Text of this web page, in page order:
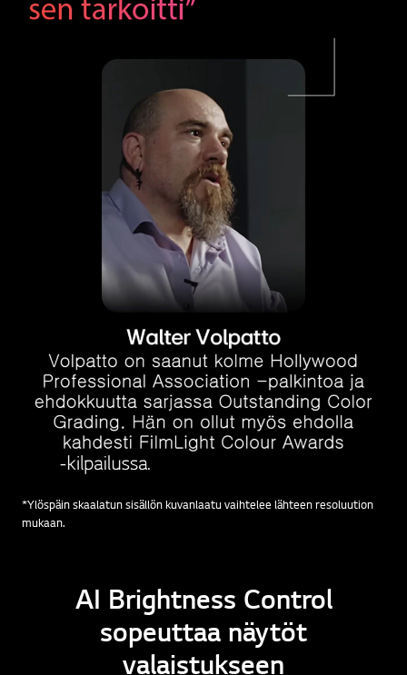
*Ylöspäin skaalatun sisällön kuvanlaatu vaihtelee lähteen resoluution
mukaan.
AI Brightness Control
sopeuttaa näytöt
valaistukseen